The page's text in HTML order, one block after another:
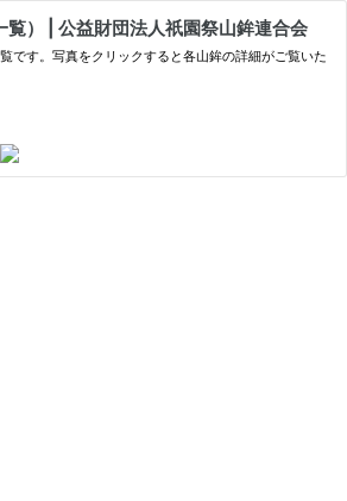
覧） | 公益財団法人祇園祭山鉾連合会
です。写真をクリックすると各山鉾の詳細がご覧いた